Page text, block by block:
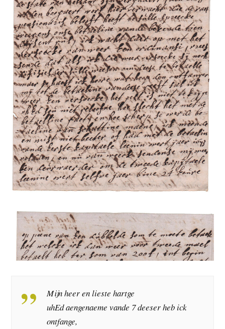
Mijn heer en lieste hartge
uhEd aengenaeme vande 7 deeser heb ick
ontfange,